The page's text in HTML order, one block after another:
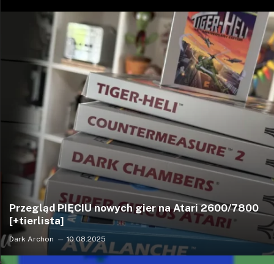
Przegląd PIĘCIU nowych gier na Atari 2600/7800
[+tierlista]
Dark Archon 10.08.2025